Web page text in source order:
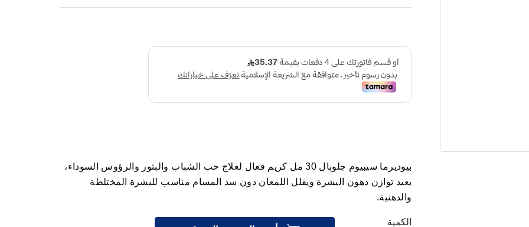
بيوديرما سيبيوم جلوبال 30 مل كريم فعال لعلاج حب الشباب والبثور والرؤوس السوداء،
يعيد توازن دهون البشرة ويقلل اللمعان دون سد المسام مناسب للبشرة المختلطة
والدهنية.
الكمية